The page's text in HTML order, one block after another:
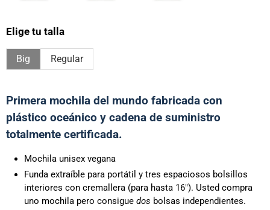
Elige tu talla
Big Regular
Primera mochila del mundo fabricada con
plástico oceánico y cadena de suministro
totalmente certificada.
Mochila unisex vegana
Funda extraíble para portátil y tres espaciosos bolsillos
interiores con cremallera (para hasta 16"). Usted compra
uno mochila pero consigue dos bolsas independientes.